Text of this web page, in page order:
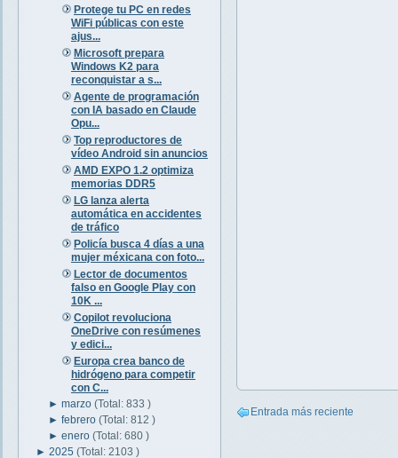
Protege tu PC en redes
WiFi públicas con este
ajus...
Microsoft prepara
Windows K2 para
reconquistar a s...
Agente de programación
con IA basado en Claude
Opu...
Top reproductores de
vídeo Android sin anuncios
AMD EXPO 1.2 optimiza
memorias DDR5
LG lanza alerta
automática en accidentes
de tráfico
Policía busca 4 días a una
mujer méxicana con foto...
Lector de documentos
falso en Google Play con
10K ...
Copilot revoluciona
OneDrive con resúmenes
y edici...
Europa crea banco de
hidrógeno para competir
con C...
►marzo(Total: 833 )
►febrero(Total: 812 )
►enero(Total: 680 )
► 2025 (Total: 2103 )
Entrada más reciente